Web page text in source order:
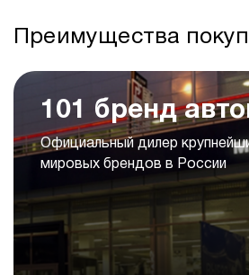
Преимущества
101 бренд
Официальный дилер
мировых брендов в России